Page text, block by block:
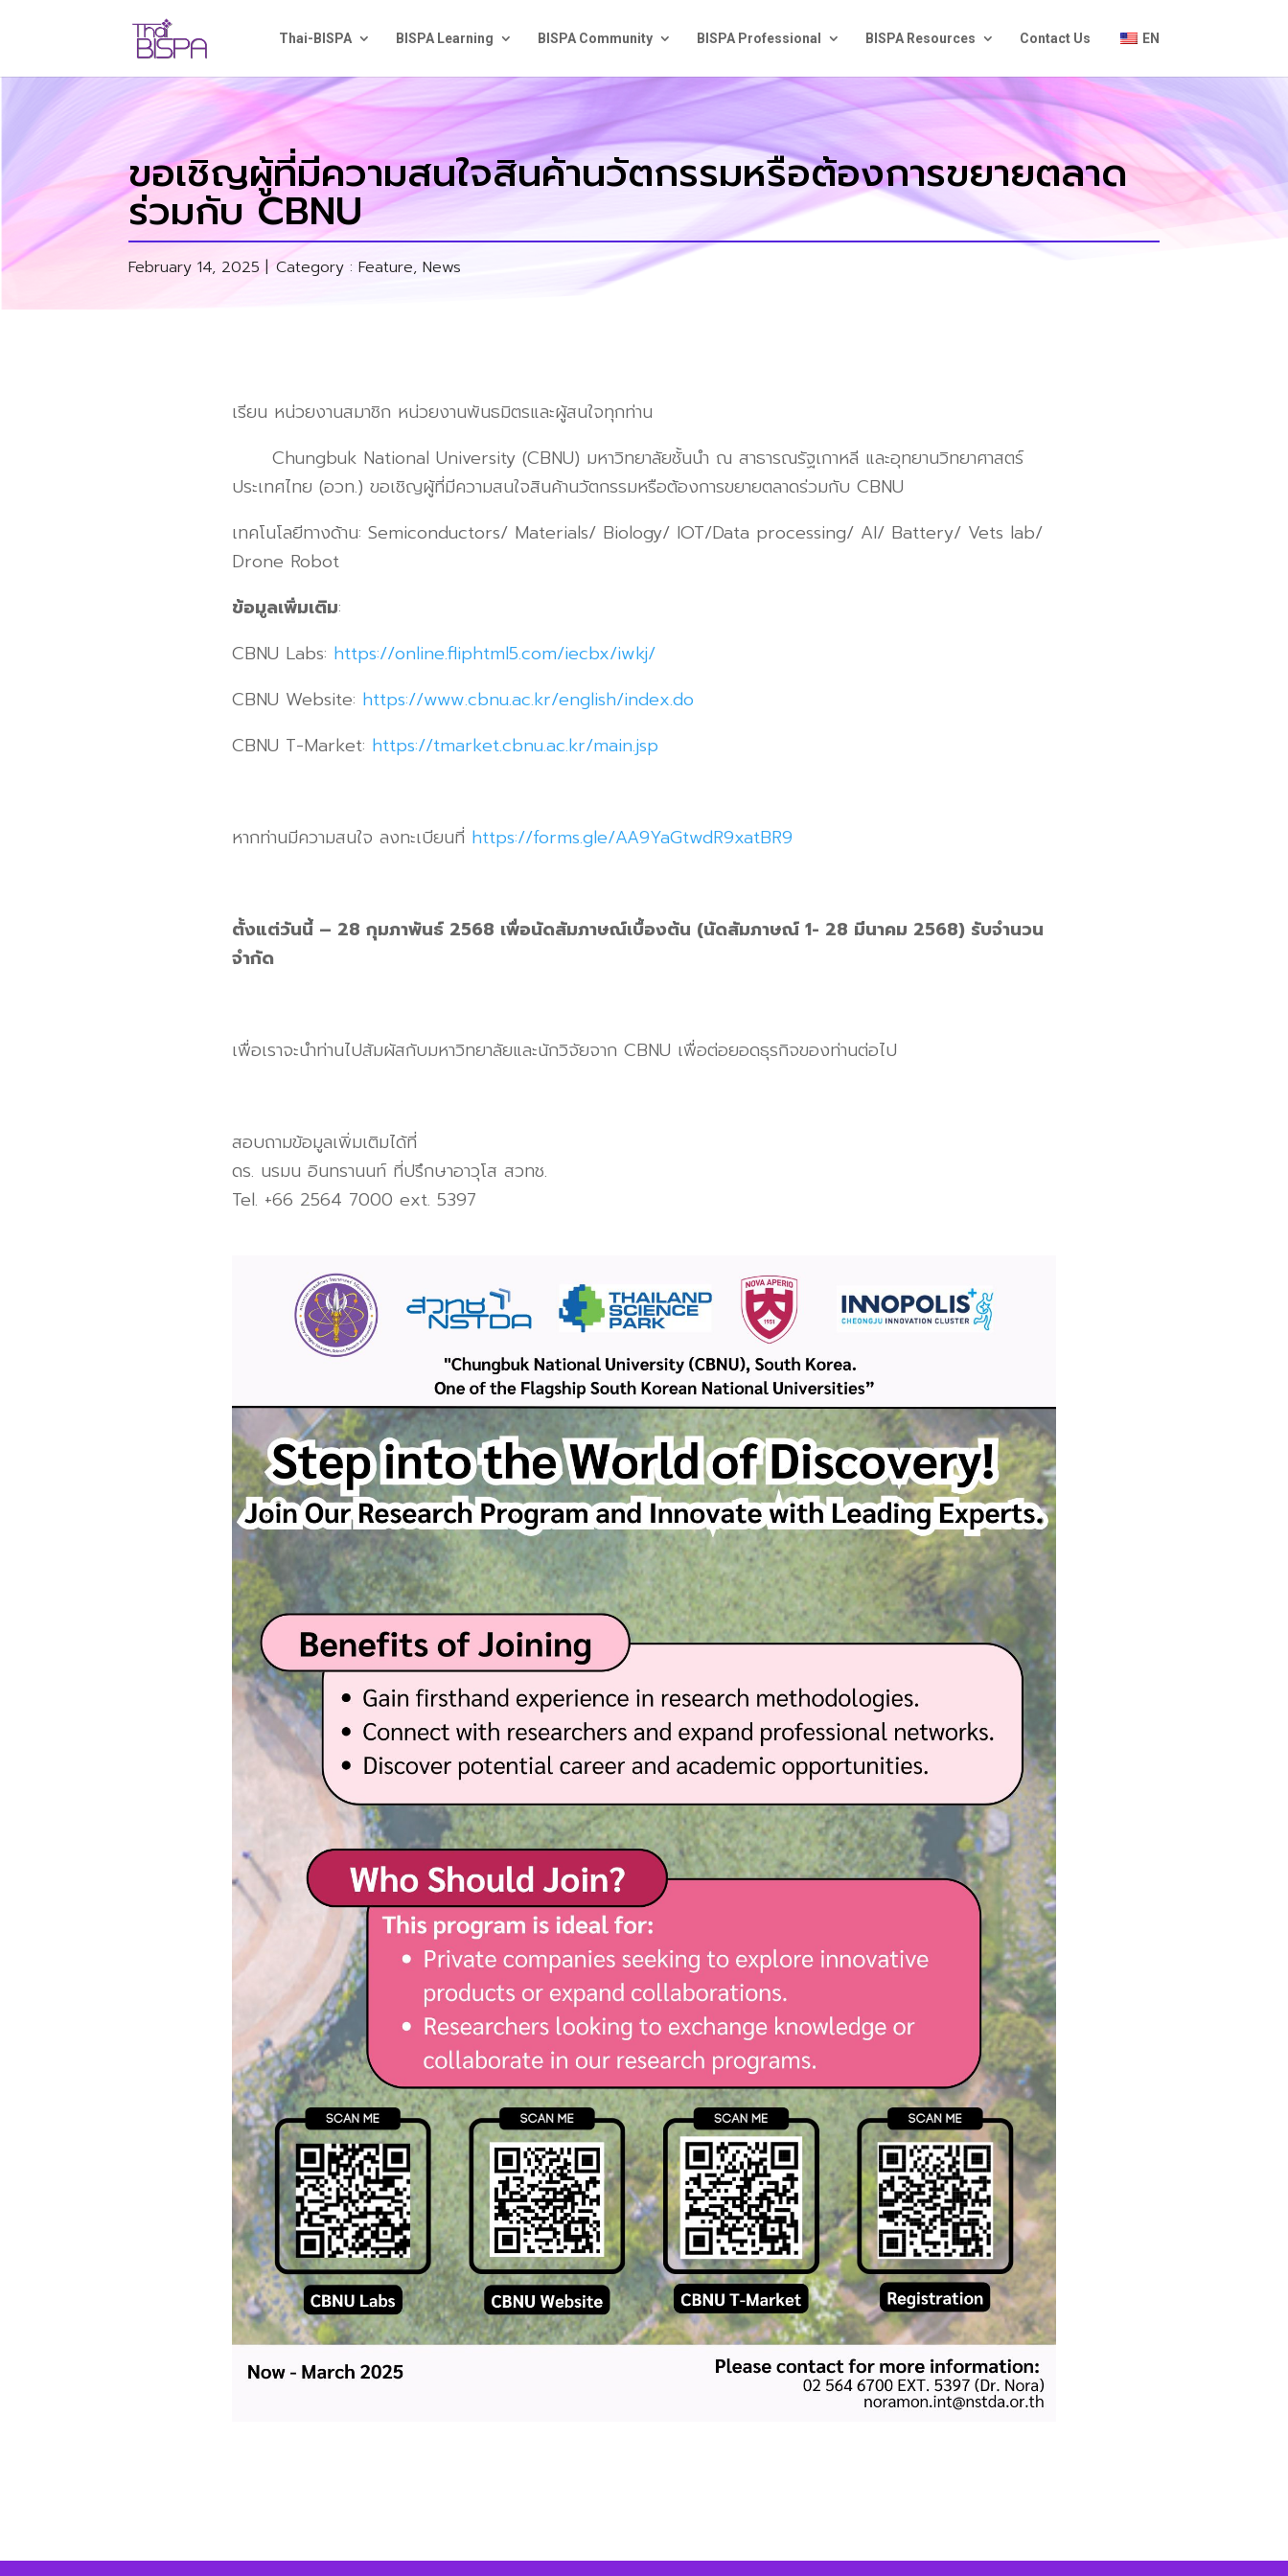
Thai-BISPA BISPA Learning BISPA Community BISPA Professional BISPA Resources Contact Us EN
ขอเชิญผู้ที่มีความสนใจสินค้านวัตกรรมหรือต้องการขยายตลาด
ร่วมกับ CBNU
February 14, 2025 | Category :Feature,News
เรียน หน่วยงานสมาชิก หน่วยงานพันธมิตรและผู้สนใจทุกท่าน
Chungbuk National University (CBNU) มหาวิทยาลัยชั้นนำ ณ สาธารณรัฐเกาหลี และอุทยานวิทยาศาสตร์
ประเทศไทย (อวท.) ขอเชิญผู้ที่มีความสนใจสินค้านวัตกรรมหรือต้องการขยายตลาดร่วมกับ CBNU
เทคโนโลยีทางด้าน: Semiconductors/ Materials/ Biology/ IOT/Data processing/ AI/ Battery/ Vets lab/
Drone Robot
ข้อมูลเพิ่มเติม:
CBNU Labs: https://online.fliphtml5.com/iecbx/iwkj/
CBNU Website: https://www.cbnu.ac.kr/english/index.do
CBNU T-Market: https://tmarket.cbnu.ac.kr/main.jsp
หากท่านมีความสนใจ ลงทะเบียนที่ https://forms.gle/AA9YaGtwdR9xatBR9
ตั้งแต่วันนี้ – 28 กุมภาพันธ์ 2568 เพื่อนัดสัมภาษณ์เบื้องต้น (นัดสัมภาษณ์ 1- 28 มีนาคม 2568) รับจำนวน
จำกัด
เพื่อเราจะนำท่านไปสัมผัสกับมหาวิทยาลัยและนักวิจัยจาก CBNU เพื่อต่อยอดธุรกิจของท่านต่อไป
สอบถามข้อมูลเพิ่มเติมได้ที่
ดร. นรมน อินทรานนท์ ที่ปรึกษาอาวุโส สวทช.
Tel. +66 2564 7000 ext. 5397